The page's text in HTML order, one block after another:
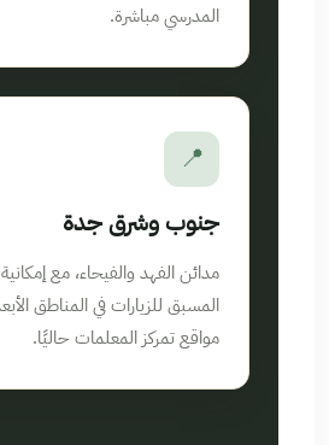
المدرسي مباشرة.
📍
جنوب وشرق جدة
مدائن الفهد والفيحاء، مع
المسبق للزيارات في المناطق
مواقع تمركز المعلمات حاليًا.